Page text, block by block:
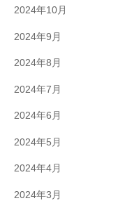
2024年10月
2024年9月
2024年8月
2024年7月
2024年6月
2024年5月
2024年4月
2024年3月